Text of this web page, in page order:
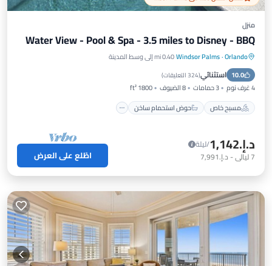
منزل
Water View - Pool & Spa - 3.5 miles to Disney - BBQ
Orlando
·
Windsor Palms0.40 mi إلى وسط المدينة
10.0 استثنائي(324 التعليقات )
4 غرف نوم 3 حمامات 8 الضيوف
1800 ft²
مسبح خاص
حوض استحمام ساخن
مسبح خاص
حوض استحمام ساخن
موقف سيارات
د.إ.‏1,142
/ليلة
7ليالي- د.إ.‏7,991 اطّلع على العرض